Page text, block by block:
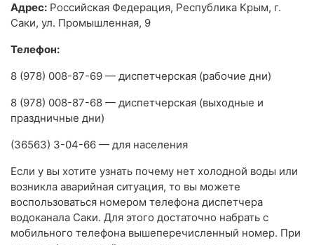
Адрес: Российская Федерация, Республика Крым, г.
Саки, ул. Промышленная, 9
Телефон:
8 (978) 008-87-69 — диспетчерская (рабочие дни)
8 (978) 008-87-68 — диспетчерская (выходные и
праздничные дни)
(36563) 3-04-66 — для населения
Если у вы хотите узнать почему нет холодной воды или
возникла аварийная ситуация, то вы можете
воспользоваться номером телефона диспетчера
водоканала Саки. Для этого достаточно набрать с
мобильного телефона вышеперечисленный номер. При